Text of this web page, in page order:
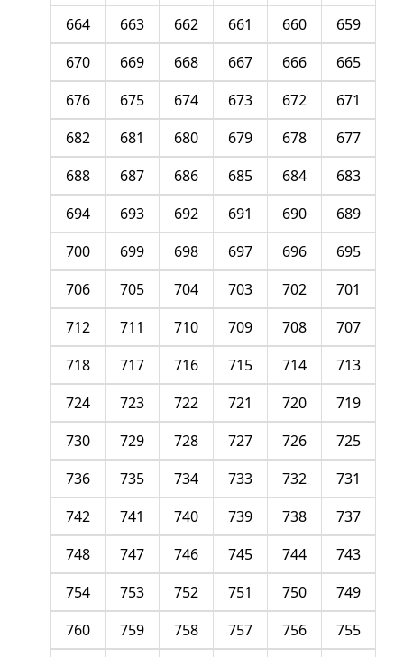
659
660
661
662
663
664
665
666
667
668
669
670
671
672
673
674
675
676
677
678
679
680
681
682
683
684
685
686
687
688
689
690
691
692
693
694
695
696
697
698
699
700
701
702
703
704
705
706
707
708
709
710
711
712
713
714
715
716
717
718
719
720
721
722
723
724
725
726
727
728
729
730
731
732
733
734
735
736
737
738
739
740
741
742
743
744
745
746
747
748
749
750
751
752
753
754
755
756
757
758
759
760